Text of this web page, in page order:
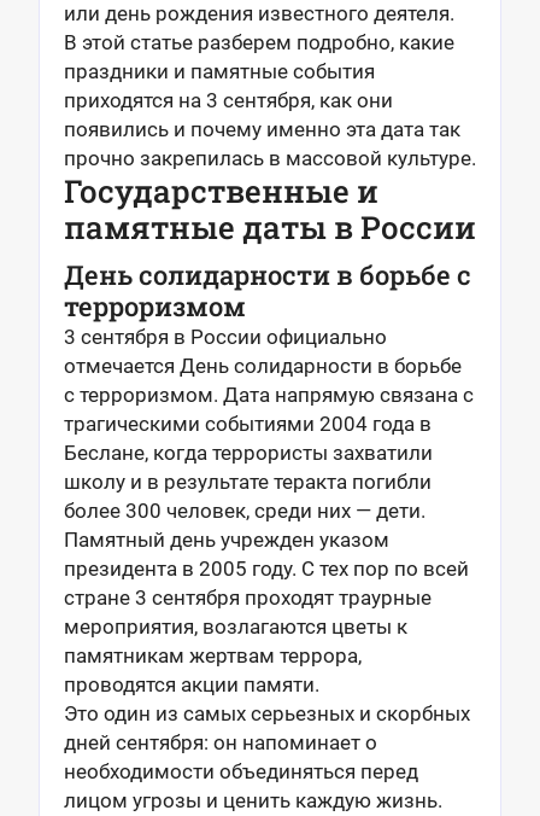
или день рождения известного деятеля.
В этой статье разберем подробно, какие
праздники и памятные события
приходятся на 3 сентября, как они
появились и почему именно эта дата так
прочно закрепилась в массовой культуре.
Государственные и
памятные даты в России
День солидарности в борьбе с
терроризмом
3 сентября в России официально
отмечается День солидарности в борьбе
с терроризмом. Дата напрямую связана с
трагическими событиями 2004 года в
Беслане, когда террористы захватили
школу и в результате теракта погибли
более 300 человек, среди них — дети.
Памятный день учрежден указом
президента в 2005 году. С тех пор по всей
стране 3 сентября проходят траурные
мероприятия, возлагаются цветы к
памятникам жертвам террора,
проводятся акции памяти.
Это один из самых серьезных и скорбных
дней сентября: он напоминает о
необходимости объединяться перед
лицом угрозы и ценить каждую жизнь.